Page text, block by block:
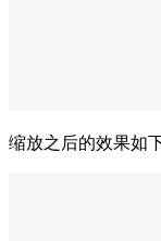
缩放之后的效果如